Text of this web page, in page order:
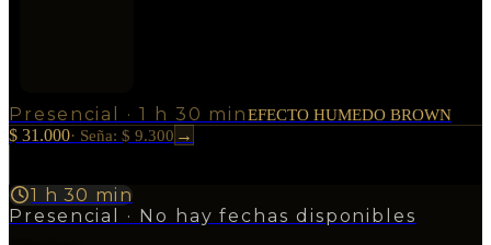
Presencial · 1 h 30 minEFECTO HUMEDO BROWN
$ 31.000· Seña: $ 9.300 →
1 h 30 min
Presencial
· No hay fechas disponibles